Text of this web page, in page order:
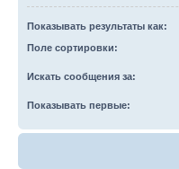
Показывать результаты как:
Поле сортировки:
Искать сообщения за:
Показывать первые: